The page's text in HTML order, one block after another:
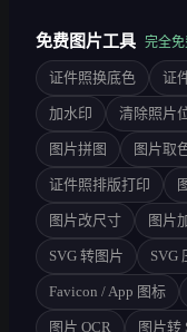
免费图片工具 完全免
证件照换底色 证
加水印 清除照片
图片拼图 图片取
证件照排版打印
图片改尺寸 图片
SVG 转图片 SVG
Favicon / App 图标
图片 OCR 图片转